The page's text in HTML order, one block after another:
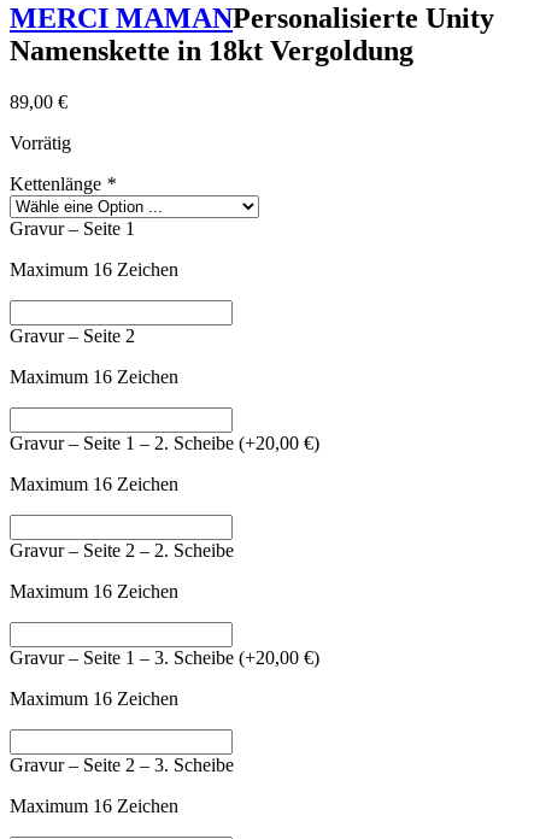
MERCI MAMANPersonalisierte Unity
Namenskette in 18kt Vergoldung
89,00 €
Vorrätig
Kettenlänge *
Gravur – Seite 1
Maximum 16 Zeichen
Gravur – Seite 2
Maximum 16 Zeichen
Gravur – Seite 1 – 2. Scheibe (+20,00 €)
Maximum 16 Zeichen
Gravur – Seite 2 – 2. Scheibe
Maximum 16 Zeichen
Gravur – Seite 1 – 3. Scheibe (+20,00 €)
Maximum 16 Zeichen
Gravur – Seite 2 – 3. Scheibe
Maximum 16 Zeichen